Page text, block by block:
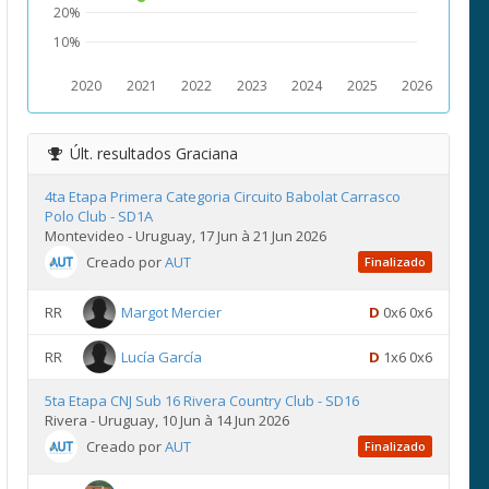
2020 2021 2022 2023 2024 2025 2026
10%
20%
Últ. resultados Graciana
4ta Etapa Primera Categoria Circuito Babolat Carrasco
Polo Club - SD1A
Montevideo - Uruguay, 17 Jun à 21 Jun 2026
Creado porAUT Finalizado
RR Margot Mercier D 0x6 0x6
RR Lucía García D 1x6 0x6
5ta Etapa CNJ Sub 16 Rivera Country Club - SD16
Rivera - Uruguay, 10 Jun à 14 Jun 2026
Creado porAUT Finalizado